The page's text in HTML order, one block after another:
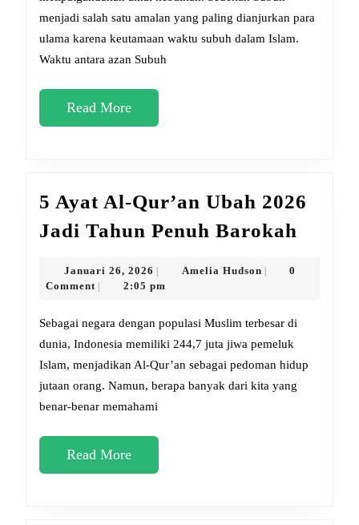
menjadi salah satu amalan yang paling dianjurkan para
ulama karena keutamaan waktu subuh dalam Islam.
Waktu antara azan Subuh
Read MoreRead
More
5 Ayat Al-Qur’an Ubah 2026
Jadi Tahun Penuh Barokah
Ubah
Jadi
Tahun
Januari 26, 2026 Januari
26,
Amelia HudsonAmelia
0
Comment
2:05 pm
Sebagai negara dengan populasi Muslim terbesar di
dunia, Indonesia memiliki 244,7 juta jiwa pemeluk
Islam, menjadikan Al-Qur’an sebagai pedoman hidup
jutaan orang. Namun, berapa banyak dari kita yang
benar-benar memahami
Read MoreRead
More